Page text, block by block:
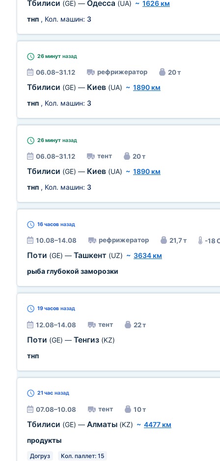
Тбилиси (GE) — Одесса (UA) ~ 1626 км
тнп , Кол. машин: 3
26 минут назад
06.08–31.12 рефрижератор 20 т
Тбилиси (GE) — Киев (UA) ~ 1890 км
тнп , Кол. машин: 3
26 минут назад
06.08–31.12 тент 20 т
Тбилиси (GE) — Киев (UA) ~ 1890 км
тнп , Кол. машин: 3
16 часов назад
10.08–14.08 рефрижератор 21,7 т -18
Поти (GE) — Ташкент (UZ) ~ 3634 км
рыба глубокой заморозки
19 часов назад
12.08–14.08 тент 22 т
Поти (GE) — Тенгиз (KZ)
тнп
21 час назад
07.08–10.08 тент 10 т
Тбилиси (GE) — Алматы (KZ) ~ 4477 км
продукты
Догруз Кол. паллет: 15